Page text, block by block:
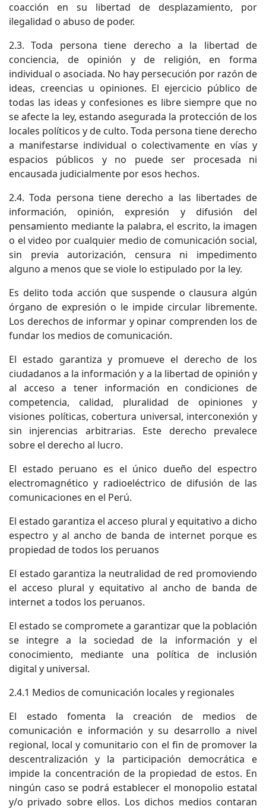
coacción en su libertad de desplazamiento, por
ilegalidad o abuso de poder.
2.3. Toda persona tiene derecho a la libertad de
conciencia, de opinión y de religión, en forma
individual o asociada. No hay persecución por razón de
ideas, creencias u opiniones. El ejercicio público de
todas las ideas y confesiones es libre siempre que no
se afecte la ley, estando asegurada la protección de los
locales políticos y de culto. Toda persona tiene derecho
a manifestarse individual o colectivamente en vías y
espacios públicos y no puede ser procesada ni
encausada judicialmente por esos hechos.
2.4. Toda persona tiene derecho a las libertades de
información, opinión, expresión y difusión del
pensamiento mediante la palabra, el escrito, la imagen
o el video por cualquier medio de comunicación social,
sin previa autorización, censura ni impedimento
alguno a menos que se viole lo estipulado por la ley.
Es delito toda acción que suspende o clausura algún
órgano de expresión o le impide circular libremente.
Los derechos de informar y opinar comprenden los de
fundar los medios de comunicación.
El estado garantiza y promueve el derecho de los
ciudadanos a la información y a la libertad de opinión y
al acceso a tener información en condiciones de
competencia, calidad, pluralidad de opiniones y
visiones políticas, cobertura universal, interconexión y
sin injerencias arbitrarias. Este derecho prevalece
sobre el derecho al lucro.
El estado peruano es el único dueño del espectro
electromagnético y radioeléctrico de difusión de las
comunicaciones en el Perú.
El estado garantiza el acceso plural y equitativo a dicho
espectro y al ancho de banda de internet porque es
propiedad de todos los peruanos
El estado garantiza la neutralidad de red promoviendo
el acceso plural y equitativo al ancho de banda de
internet a todos los peruanos.
El estado se compromete a garantizar que la población
se integre a la sociedad de la información y el
conocimiento, mediante una política de inclusión
digital y universal.
2.4.1 Medios de comunicación locales y regionales
El estado fomenta la creación de medios de
comunicación e información y su desarrollo a nivel
regional, local y comunitario con el fin de promover la
descentralización y la participación democrática e
impide la concentración de la propiedad de estos. En
ningún caso se podrá establecer el monopolio estatal
y/o privado sobre ellos. Los dichos medios contaran